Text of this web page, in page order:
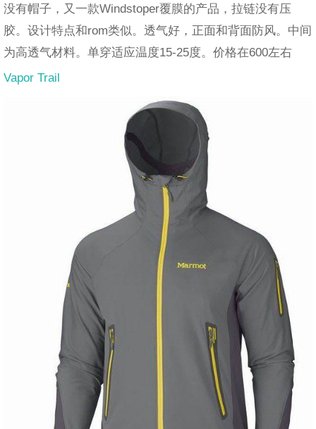
没有帽子，又一款Windstoper覆膜的产品，拉链没有压
胶。设计特点和rom类似。透气好，正面和背面防风。中间
为高透气材料。单穿适应温度15-25度。价格在600左右
Vapor Trail